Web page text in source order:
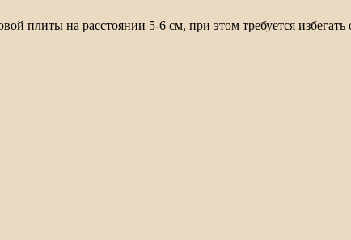
плиты на расстоянии 5-6 см, при этом требуется избегать